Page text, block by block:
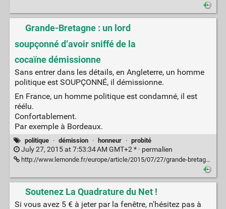
Grande-Bretagne : un lord
soupçonné d’avoir sniffé de la
cocaïne démissionne
Sans entrer dans les détails, en Angleterre, un homme
politique est SOUPÇONNÉ, il démissionne.
En France, un homme politique est condamné, il est
réélu.
Confortablement.
Par exemple à Bordeaux.
politique · démission · honneur · probité
July 27, 2015 at 7:53:34 AM GMT+2 * · permalien
http://www.lemonde.fr/europe/article/2015/07/27/grande-bretagne-un-lord-soupconne-d-avoir-sniffe-de-la-cocaine-demissionne_4700101_3214.html
Soutenez La Quadrature du Net !
Si vous avez 5 € à jeter par la fenêtre, n'hésitez pas à